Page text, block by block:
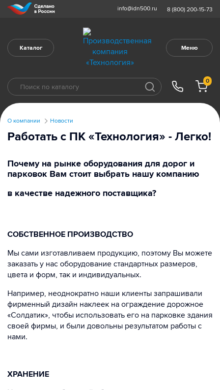
info@idn500.ru 8 (800) 200-15-73
Каталог Меню
0
О компании Новости
Работать с ПК «Технология» - Легко!
Почему на рынке оборудования для дорог и
парковок Вам стоит выбрать нашу компанию
в качестве надежного поставщика?
СОБСТВЕННОЕ ПРОИЗВОДСТВО
Мы сами изготавливаем продукцию, поэтому Вы можете
заказать у нас оборудование стандартных размеров,
цвета и форм, так и индивидуальных.
Например, неоднократно наши клиенты запрашивали
фирменный дизайн наклеек на ограждение дорожное
«Солдатик», чтобы использовать его на парковке здания
своей фирмы, и были довольны результатом работы с
нами.
ХРАНЕНИЕ